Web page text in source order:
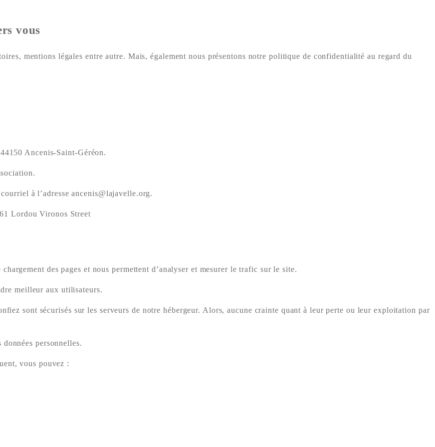
vous
mentions légales entre autre. Mais, également nous présentons notre politique de confidentialité au regard du
Ancenis-Saint-Géréon.
à l’adresse ancenis@lajavelle.org.
Lordou Vironos Street
des pages et nous permettent d’analyser et mesurer le trafic sur le site.
meilleur aux utilisateurs.
sont sécurisés sur les serveurs de notre hébergeur. Alors, aucune crainte quant à leur perte ou leur exploitation par
personnelles.
vous pouvez :